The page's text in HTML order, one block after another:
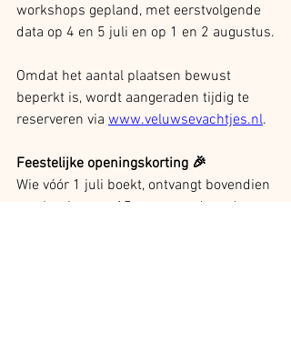
workshops gepland, met eerstvolgende
data op 4 en 5 juli en op 1 en 2 augustus.
Omdat het aantal plaatsen bewust
beperkt is, wordt aangeraden tijdig te
reserveren via www.veluwsevachtjes.nl.
Feestelijke openingskorting 🎉
Wie vóór 1 juli boekt, ontvangt bovendien
een korting van 15 euro met de code